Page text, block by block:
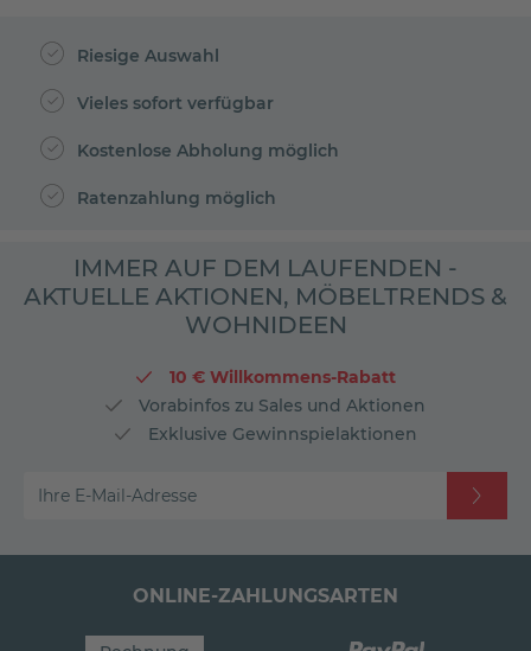
Riesige Auswahl
Vieles sofort verfügbar
Kostenlose Abholung möglich
Ratenzahlung möglich
IMMER AUF DEM LAUFENDEN -
AKTUELLE AKTIONEN, MÖBELTRENDS &
WOHNIDEEN
10 € Willkommens-Rabatt
Vorabinfos zu Sales und Aktionen
Exklusive Gewinnspielaktionen
Ihre E-Mail-Adresse
ONLINE-ZAHLUNGSARTEN